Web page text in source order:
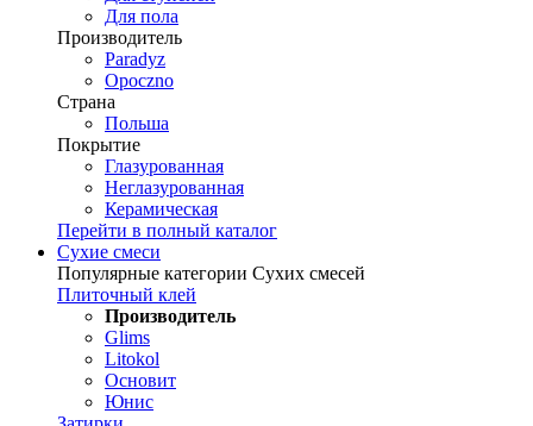
Для пола
Производитель
Paradyz
Opoczno
Страна
Польша
Покрытие
Глазурованная
Неглазурованная
Керамическая
Перейти в полный каталог
Сухие смеси
Популярные категории Сухих смесей
Плиточный клей
Производитель
Glims
Litokol
Основит
Юнис